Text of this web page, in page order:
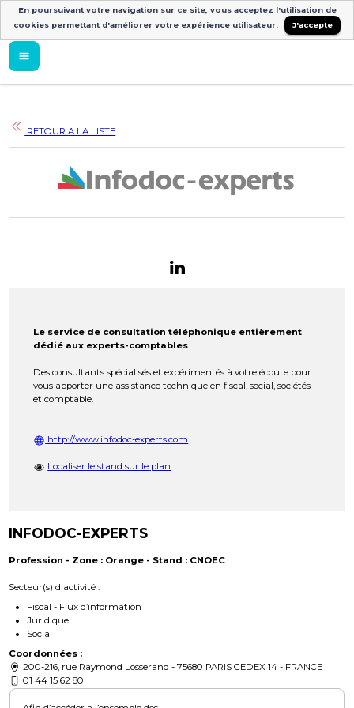
RETOUR A LA LISTE
Le service de consultation téléphonique entièrement
dédié aux experts-comptables
Des consultants spécialisés et expérimentés à votre écoute pour
vous apporter une assistance technique en fiscal, social, sociétés
et comptable.
http://www.infodoc-experts.com
Localiser le stand sur le plan
INFODOC-EXPERTS
Profession - Zone : Orange - Stand : CNOEC
Secteur(s) d'activité :
Fiscal - Flux d’information
Juridique
Social
Coordonnées :
200-216, rue Raymond Losserand - 75680 PARIS CEDEX 14 - FRANCE
01 44 15 62 80
En poursuivant votre navigation sur ce site, vous acceptez l'utilisation de
cookies permettant d'améliorer votre expérience utilisateur.
J'accepte